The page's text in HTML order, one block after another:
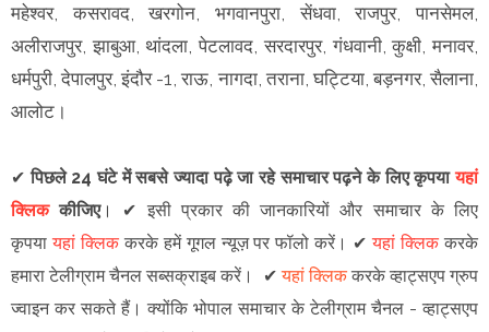
महेश्वर, कसरावद, खरगोन, भगवानपुरा, सेंधवा, राजपुर, पानसेमल,
अलीराजपुर, झाबुआ, थांदला, पेटलावद, सरदारपुर, गंधवानी, कुक्षी, मनावर,
धर्मपुरी, देपालपुर, इंदौर -1, राऊ, नागदा, तराना, घट्टिया, बड़नगर, सैलाना,
आलोट।
✔ पिछले 24 घंटे में सबसे ज्यादा पढ़े जा रहे समाचार पढ़ने के लिए कृपयायहां
क्लिककीजिए। ✔ इसी प्रकार की जानकारियों और समाचार के लिए
कृपयायहां क्लिककरके हमें गूगल न्यूज़ पर फॉलो करें । ✔यहां क्लिककरके
हमारा टेलीग्राम चैनल सब्सक्राइब करें।
✔यहां क्लिककरके व्हाट्सएप ग्रुप
ज्वाइन कर सकते हैं। क्योंकि भोपाल समाचार के टेलीग्राम चैनल - व्हाट्सएप